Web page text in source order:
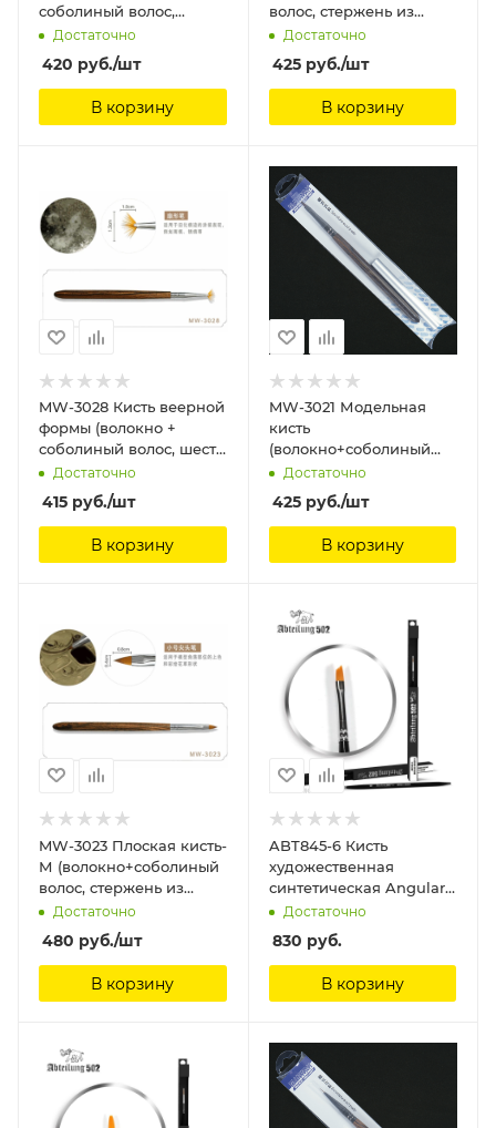
соболиный волос,
стержень из
сандалового дерева)
ManWah
Достаточно
420 руб./шт
В корзину
волос, стержень из
сандалового дерева)
ManWah
Достаточно
425руб./шт
В корзину
MW-3028 Кисть веерной
формы (волокно +
соболиный волос, шест
из сандалового дерева)
ManWah
Достаточно
415 руб./шт
В корзину
MW-3021 Модельная
кисть
(волокно+соболиный
волос, шест из
сандалового дерева)
ManWah
Достаточно
425руб./шт
В корзину
MW-3023 Плоская кисть-
М (волокно+соболиный
волос, стержень из
сандалового дерева)
ManWah
Достаточно
480 руб./шт
В корзину
ABT845-6 Кисть
художественная
синтетическая Angular
Brush 6 Abteilung 502
Достаточно
830 руб.
В корзину